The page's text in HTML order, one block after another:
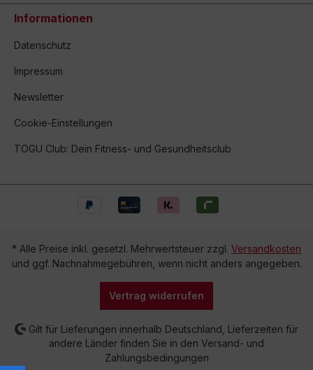
Informationen
Datenschutz
Impressum
Newsletter
Cookie-Einstellungen
TOGU Club: Dein Fitness- und Gesundheitsclub
* Alle Preise inkl. gesetzl. Mehrwertsteuer zzgl. Versandkosten
und ggf. Nachnahmegebühren, wenn nicht anders angegeben.
Vertrag widerrufen
Gilt für Lieferungen innerhalb Deutschland, Lieferzeiten für
andere Länder finden Sie in den Versand- und
Zahlungsbedingungen